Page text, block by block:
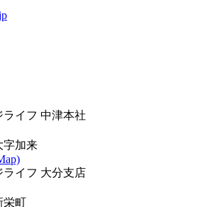
イフ 中津本社
字加来
イフ 大分支店
栄町